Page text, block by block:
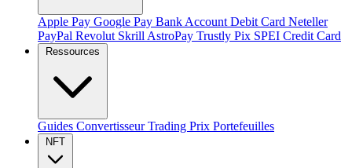
Apple Pay Google Pay Bank Account Debit Card Neteller
PayPal Revolut Skrill AstroPay Trustly Pix SPEI Credit Card
Ressources
Guides ConvertisseurTrading Prix Portefeuilles
NFT